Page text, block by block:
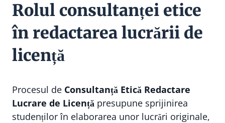
Rolul consultanței etice
în redactarea lucrării de
licență
Procesul de Consultanță Etică Redactare
Lucrare de Licență presupune sprijinirea
studenților în elaborarea unor lucrări originale,